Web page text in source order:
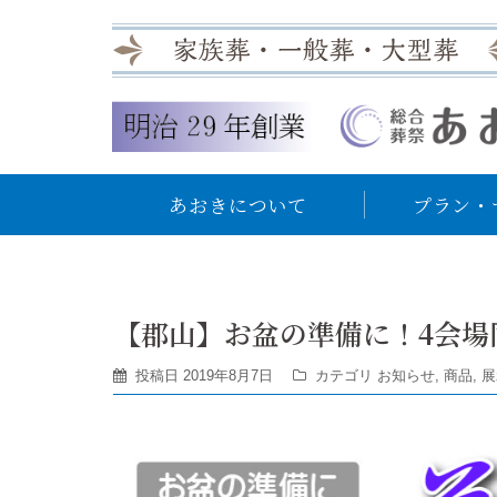
あおきについて プラン
【郡山】お盆の準備に！4会
投稿日 2019年8月7日 カテゴリ お知らせ 商品